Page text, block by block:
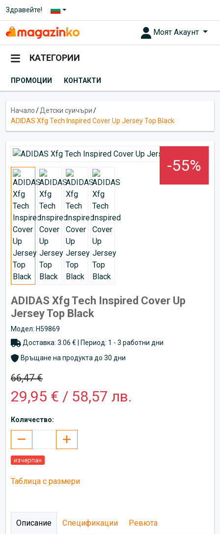
Здравейте!
Моят Акаунт
КАТЕГОРИИ
ПРОМОЦИИ КОНТАКТИ
Начало/Детски суичъри/
ADIDAS Xfg Tech Inspired Cover Up Jersey Top Black
-55%
ADIDAS Xfg Tech Inspired Cover Up
Jersey Top Black
Модел: H59869
Доставка: 3.06 € | Период: 1 - 3 работни дни
Връщане на продукта до 30 дни
66,47 €
29,95 € / 58,57 лв.
Количество:
изчерпан
Таблица с размери
Описание Спецификации Ревюта